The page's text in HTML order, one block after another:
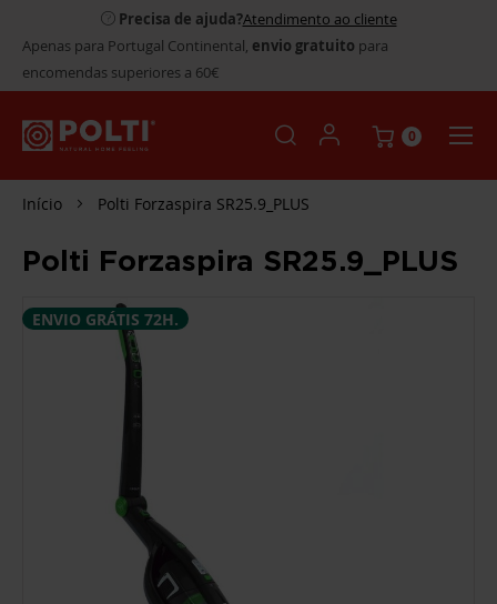
Precisa de ajuda?Atendimento ao cliente
Apenas para Portugal Continental, envio gratuito para
encomendas superiores a 60€
0
Início Polti Forzaspira SR25.9_PLUS
Polti Forzaspira SR25.9_PLUS
SALTAR
PARA
ENVIO GRÁTIS 72H.